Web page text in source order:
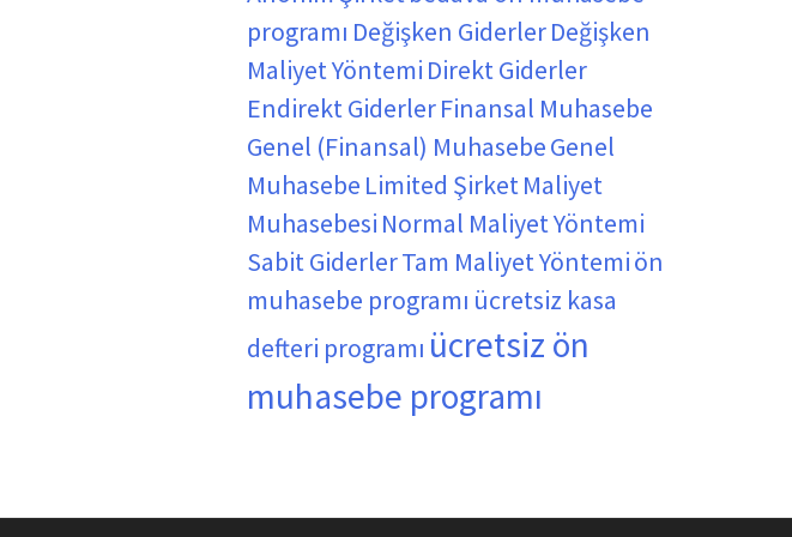
programı Değişken GiderlerDeğişken
Maliyet Yöntemi Direkt Giderler
Endirekt GiderlerFinansal Muhasebe
Genel (Finansal) MuhasebeGenel
Muhasebe Limited ŞirketMaliyet
Muhasebesi Normal Maliyet Yöntemi
Sabit GiderlerTam Maliyet Yöntemiön
muhasebe programı ücretsiz kasa
defteri programı ücretsiz ön
muhasebe programı